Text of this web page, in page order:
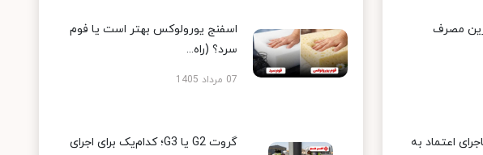
مصرف
اعتماد به
اسفنج یورولوکس بهتر است یا فوم
سرد؟ (راه...
07 مرداد 1405
گروت G2 یا G3؛ کدام‌یک برای اجرای